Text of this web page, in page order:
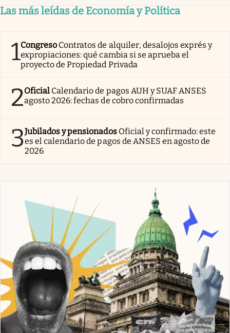
Las más leídas de Economía y Política
1Congreso Contratos de alquiler, desalojos exprés y
expropiaciones: qué cambia si se aprueba el
proyecto de Propiedad Privada
2Oficial Calendario de pagos AUH y SUAF ANSES
agosto 2026: fechas de cobro confirmadas
3Jubilados y pensionados Oficial y confirmado: este
es el calendario de pagos de ANSES en agosto de
2026